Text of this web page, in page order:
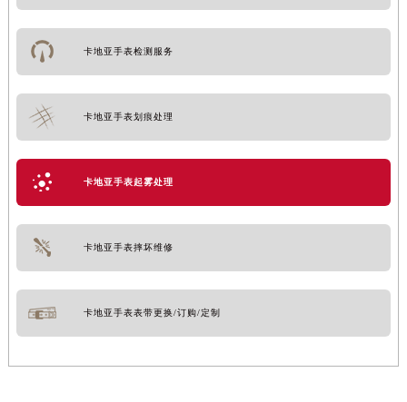
卡地亚手表检测服务
卡地亚手表划痕处理
卡地亚手表起雾处理
卡地亚手表摔坏维修
卡地亚手表表带更换/订购/定制